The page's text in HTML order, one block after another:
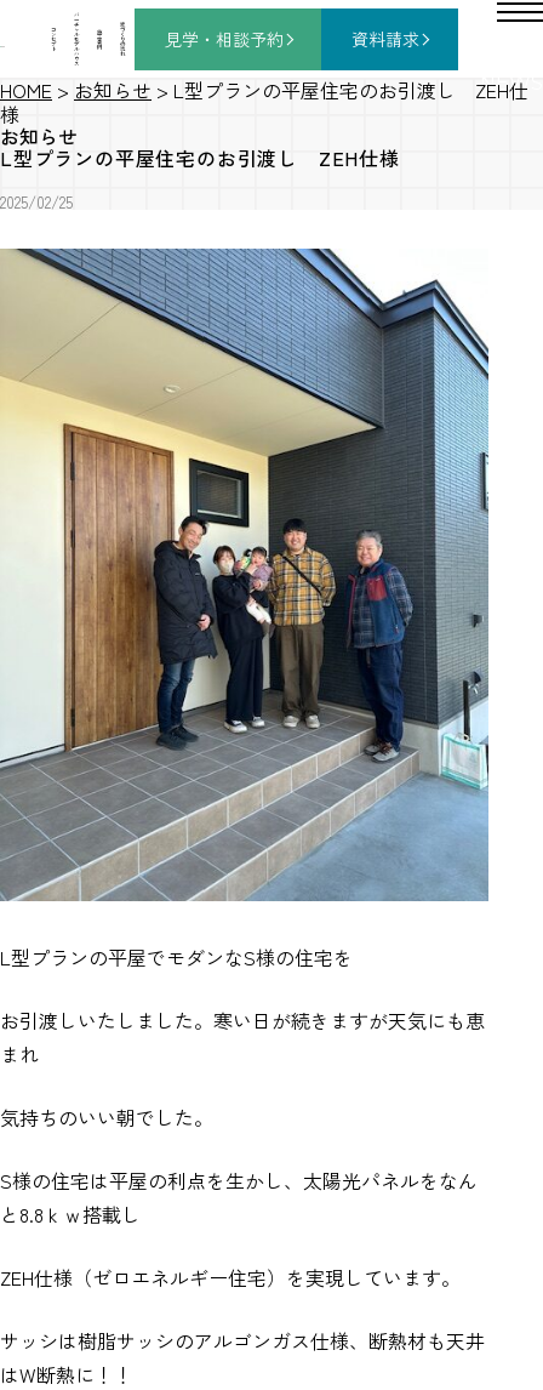
コ
ン
セ
プ
ト
バ
ー
チ
ャ
ル
モ
デ
ル
ハ
ウ
ス
施
工
事
例
家
づ
く
り
の
流
れ
見学・相談予約 資料請求
NEWS
HOME > お知らせ > L型プランの平屋住宅のお引渡し ZEH仕
様
お知らせ
L型プランの平屋住宅のお引渡し ZEH仕様
2025/02/25
L型プランの平屋でモダンなS様の住宅を
お引渡しいたしました。寒い日が続きますが天気にも恵
まれ
気持ちのいい朝でした。
S様の住宅は平屋の利点を生かし、太陽光パネルをなん
と8.8ｋｗ搭載し
ZEH仕様（ゼロエネルギー住宅）を実現しています。
サッシは樹脂サッシのアルゴンガス仕様、断熱材も天井
はW断熱に！！